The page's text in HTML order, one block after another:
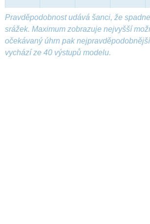
Pravděpodobnost udává šanci, že
srážek. Maximum zobrazuje nejvyšší
očekávaný úhrn pak
vychází ze 40 výstupů modelu.